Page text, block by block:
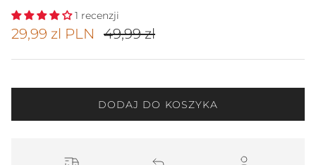
1 recenzji
Cena promocyjna
29,99 zl PLN Cena regularna
49,99 zl
DODAJ DO KOSZYKA